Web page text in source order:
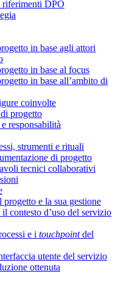
DPO
in base agli attori
in base al focus
in base all’ambito di
coinvolte
progetto
responsabilità
strumenti e rituali
di progetto
tecnici collaborativi
e la sua gestione
contesto d’uso del servizio
e i touchpointdel
utente del servizio
ottenuta